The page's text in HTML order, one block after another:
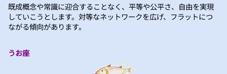
既成概念や常識に迎合することなく、平等や公平さ、自由を実現
していこうとします。対等なネットワークを広げ、フラットにつ
ながる傾向があります。
うお座